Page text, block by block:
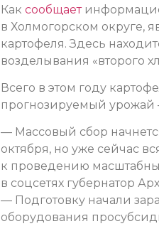
Как сообщает
в Холмогорском округе,
картофеля. Здесь
возделывания «второго
Всего в этом году
прогнозируемый урожай
— Массовый сбор
октября, но уже сейчас
к проведению
в соцсетях губернатор
— Подготовку начали
оборудования